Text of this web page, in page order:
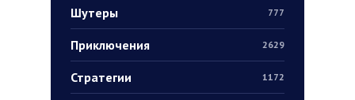
Шутеры 777
Приключения 2629
Стратегии 1172